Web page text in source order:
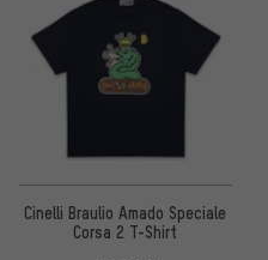
Cinelli Braulio Amado Speciale
Corsa 2 T-Shirt